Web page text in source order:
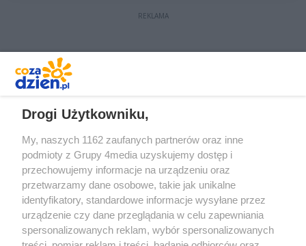
REKLAMA
Drogi Użytkowniku,
My, naszych 1162 zaufanych partnerów oraz inne
podmioty z Grupy 4media uzyskujemy dostęp i
przechowujemy informacje na urządzeniu oraz
przetwarzamy dane osobowe, takie jak unikalne
identyfikatory, standardowe informacje wysyłane przez
urządzenie czy dane przeglądania w celu zapewniania
spersonalizowanych reklam, wybór spersonalizowanych